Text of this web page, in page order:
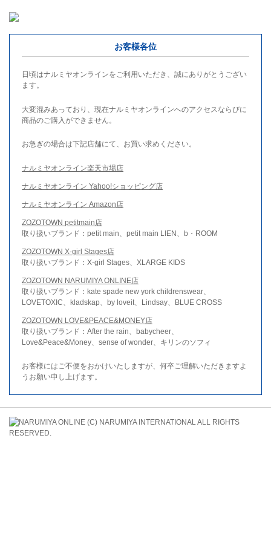
お客様各位
日頃はナルミヤオンラインをご利用いただき、誠にありがとうござい
ます。
大変混みあっており、現在ナルミヤオンラインへのアクセスならびに
商品のご購入ができません。
お急ぎの場合は下記店舗にて、お買い求めください。
ナルミヤオンライン楽天市場店
ナルミヤオンライン Yahoo!ショッピング店
ナルミヤオンライン Amazon店
ZOZOTOWN petitmain店
取り扱いブランド：petit main、petit main LIEN、b・ROOM
ZOZOTOWN X-girl Stages店
取り扱いブランド：X-girl Stages、XLARGE KIDS
ZOZOTOWN NARUMIYA ONLINE店
取り扱いブランド：kate spade new york childrenswear、
LOVETOXIC、kladskap、by loveit、Lindsay、BLUE CROSS
ZOZOTOWN LOVE&PEACE&MONEY店
取り扱いブランド：After the rain、babycheer、
Love&Peace&Money、sense of wonder、キリンのソフィ
お客様にはご不便をおかけいたしますが、何卒ご理解いただきますよ
うお願い申し上げます。